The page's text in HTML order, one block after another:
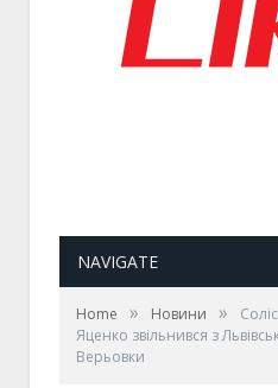
NAVIGATE
Home » Новини »
Яценко звільнився з
Верьовки